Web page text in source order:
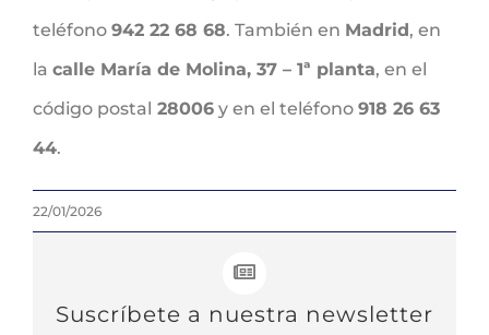
teléfono 942 22 68 68. También en Madrid, en
la calle María de Molina, 37 – 1ª planta, en el
código postal 28006 y en el teléfono 918 26 63
44.
22/01/2026
Suscríbete a nuestra newsletter